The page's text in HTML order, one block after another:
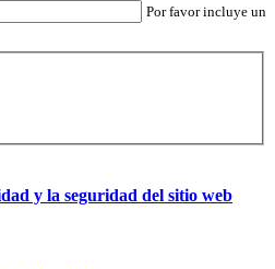
Por favor incluye un
y la seguridad del sitio web